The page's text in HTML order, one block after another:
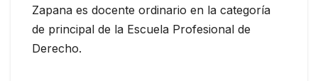
Zapana es docente ordinario en la categoría
de principal de la Escuela Profesional de
Derecho.